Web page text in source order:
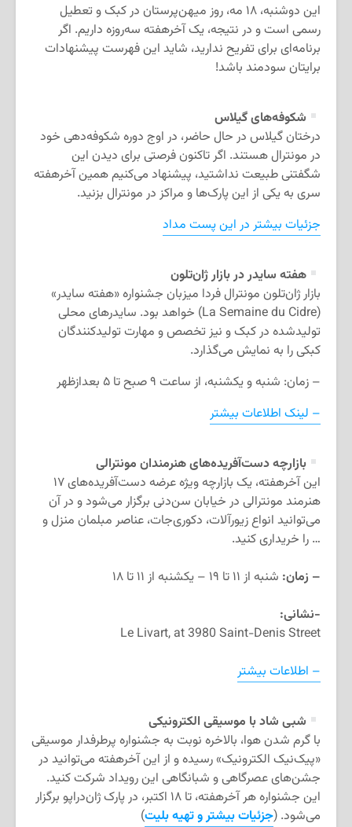
این دوشنبه، ۱۸ مه، روز میهن‌پرستان در کبک و تعطیل
رسمی است و در نتیجه، یک آخرهفته سه‌روزه داریم. اگر
برنامه‌ای برای تفریح ندارید، شاید این فهرست پیشنهادات
برایتان سودمند باشد!
شکوفه‌های گیلاس
درختان گیلاس در حال حاضر، در اوج دوره شکوفه‌دهی خود
در مونترال هستند. اگر تاکنون فرصتی برای دیدن این
شگفتنی طبیعت نداشتید، پیشنهاد می‌کنیم همین آخرهفته
سری به یکی از این پارک‌ها و مراکز در مونترال بزنید.
جزئیات بیشتر در این پست مداد
هفته سایدر در بازار ژان‌تلون
بازار ژان‌تلون مونترال فردا میزبان جشنواره «هفته سایدر»
(La Semaine du Cidre) خواهد بود. سایدرهای محلی
تولیدشده در کبک و نیز تخصص و مهارت تولیدکنندگان
کبکی را به نمایش می‌گذارد.
– زمان: شنبه و یکشنبه، از ساعت ۹ صبح تا ۵ بعدازظهر
– لینک اطلاعات بیشتر
بازارچه دست‌آفریده‌های هنرمندان مونترالی
این آخرهفته، یک بازارچه ویژه عرضه دست‌آفریده‌های ۱۷
هنرمند مونترالی در خیابان سن‌دنی برگزار می‌شود و در آن
می‌توانید انواع زیورآلات، دکوری‌جات، عناصر مبلمان منزل و
… را خریداری کنید.
– زمان: شنبه از ۱۱ تا ۱۹ – یکشنبه از ۱۱ تا ۱۸
-نشانی:
Le Livart, at 3980 Saint-Denis Street
– اطلاعات بیشتر
شبی شاد با موسیقی الکترونیکی
با گرم شدن هوا، بالاخره نوبت به جشنواره پرطرفدار موسیقی
«پیک‌نیک الکترونیک» رسیده و از این آخرهفته می‌توانید در
جشن‌های عصرگاهی و شبانگاهی این رویداد شرکت کنید.
این جشنواره هر آخرهفته، تا ۱۸ اکتبر، در پارک ژان‌دراپو برگزار
می‌شود. (جزئیات بیشتر و تهیه بلیت)